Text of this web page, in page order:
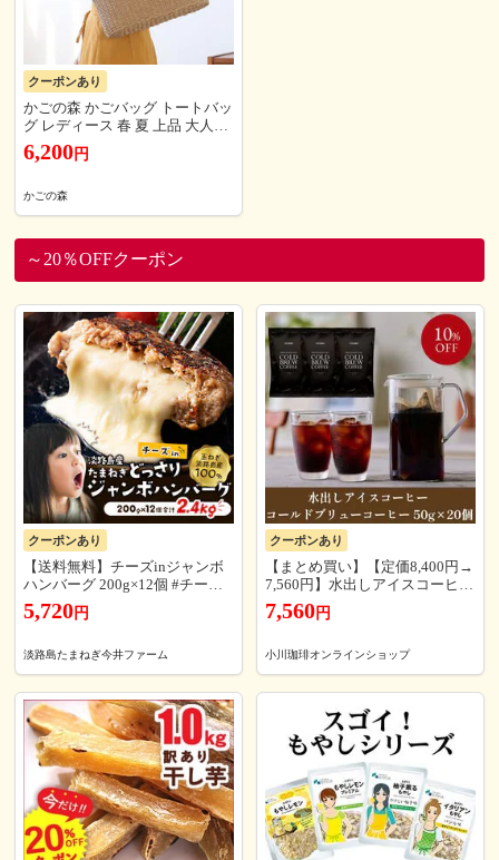
クーポンあり
かごの森 かごバッグ トートバッ
グ レディース 春 夏 上品 大人か
わいい おしゃれ デイリーバッグ
手編み 大容量 かご ショルダー
カゴバック カゴバッグ かごバッ
ク トート バッグ 母の日 プレゼ
6,200円
かごの森
～20％OFFクーポン
クーポンあり
【送料無料】チーズinジャンボ
ハンバーグ 200g×12個 #チーズ
インハンバーグ12個#
5,720円
淡路島たまねぎ今井ファーム
クーポンあり
【まとめ買い】【定価8,400円→
7,560円】水出しアイスコーヒー
コールドブリューコーヒー50g×
20個｜公式小川珈琲 アイスコー
7,560円
小川珈琲オンラインショップ